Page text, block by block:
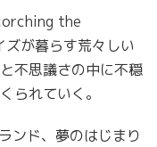
the
が暮らす荒々しい
不思議さの中に不穏
られていく。
ンド、夢のはじまり